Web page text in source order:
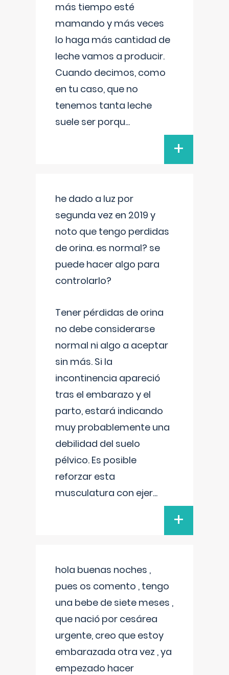
más tiempo esté
mamando y más veces
lo haga más cantidad de
leche vamos a producir.
Cuando decimos, como
en tu caso, que no
tenemos tanta leche
suele ser porqu...
+
he dado a luz por
segunda vez en 2019 y
noto que tengo perdidas
de orina. es normal? se
puede hacer algo para
controlarlo?
Tener pérdidas de orina
no debe considerarse
normal ni algo a aceptar
sin más. Si la
incontinencia apareció
tras el embarazo y el
parto, estará indicando
muy probablemente una
debilidad del suelo
pélvico. Es posible
reforzar esta
musculatura con ejer...
+
hola buenas noches ,
pues os comento , tengo
una bebe de siete meses ,
que nació por cesárea
urgente, creo que estoy
embarazada otra vez , ya
empezado hacer